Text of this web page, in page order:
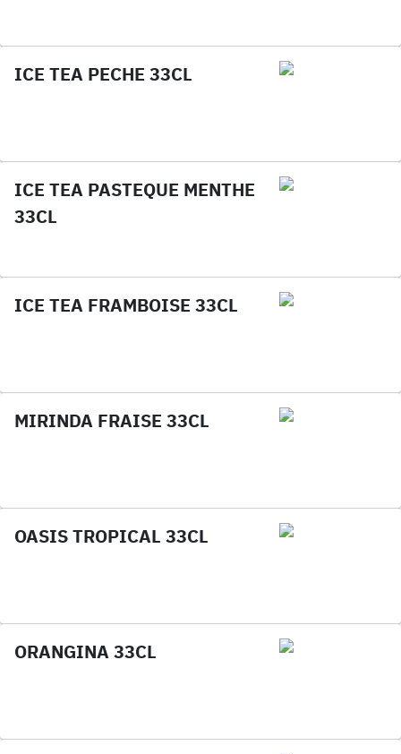
ICE TEA PECHE 33CL
ICE TEA PASTEQUE MENTHE
33CL
ICE TEA FRAMBOISE 33CL
MIRINDA FRAISE 33CL
OASIS TROPICAL 33CL
ORANGINA 33CL